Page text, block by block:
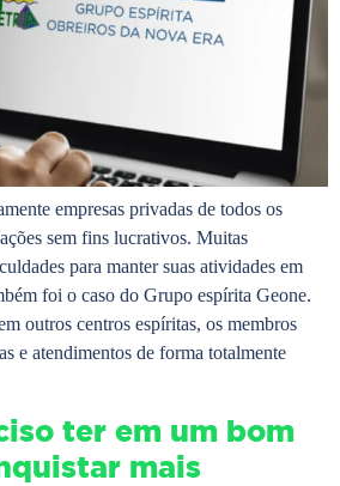
empresas privadas de todos os
sem fins lucrativos. Muitas
para manter suas atividades em
foi o caso do Grupo espírita Geone.
outros centros espíritas, os membros
e atendimentos de forma totalmente
ter em um bom
mais